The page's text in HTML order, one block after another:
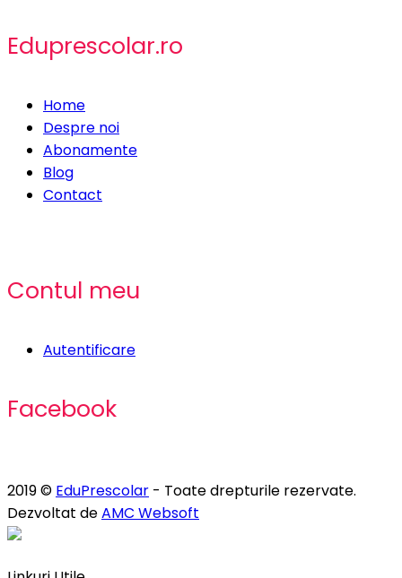
Eduprescolar.ro
Home
Despre noi
Abonamente
Blog
Contact
Contul meu
Autentificare
Facebook
2019 © EduPrescolar - Toate drepturile rezervate.
Dezvoltat deAMC Websoft